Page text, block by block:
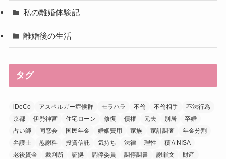
私の離婚体験記
離婚後の生活
タグ
iDeCo アスペルガー症候群 モラハラ 不倫 不倫相手
不法行為
京都
伊勢神宮 住宅ローン 修復 債権 元夫 別居
卒婚
占い師
同窓会 国民年金 婚姻費用 家族 家計調査
年金分割
弁護士
慰謝料 投資信託 気持ち 法律 理性
積立NISA
老後資金
裁判所 証拠 調停委員 調停調書 謝罪文
財産